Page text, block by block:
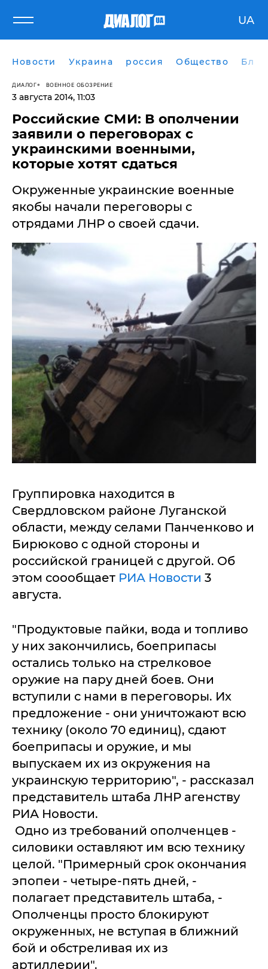
UA
Новости Украина россия Общество
ДИАЛОГ ВОЕННОЕ ОБОЗРЕНИЕ
3 августа 2014, 11:03
Российские СМИ: В ополчении
заявили о переговорах с
украинскими военными,
которые хотят сдаться
Окруженные украинские военные
якобы начали переговоры с
отрядами ЛНР о своей сдачи.
Группировка находится в
Свердловском районе Луганской
области, между селами Панченково и
Бирюково с одной стороны и
российской границей с другой. Об
этом соообщает РИА Новости 3
августа.
"Продуктовые пайки, вода и топливо
у них закончились, боеприпасы
остались только на стрелковое
оружие на пару дней боев. Они
вступили с нами в переговоры. Их
предложение - они уничтожают всю
технику (около 70 единиц), сдают
боеприпасы и оружие, и мы
выпускаем их из окружения на
украинскую территорию", - рассказал
представитель штаба ЛНР агенству
РИА Новости.
Одно из требований ополченцев -
силовики оставляют им всю технику
целой. "Примерный срок окончания
эпопеи - четыре-пять дней, -
полагает представитель штаба, -
Ополченцы просто блокируют
окруженных, не вступая в ближний
бой и обстреливая их из
артиллерии".